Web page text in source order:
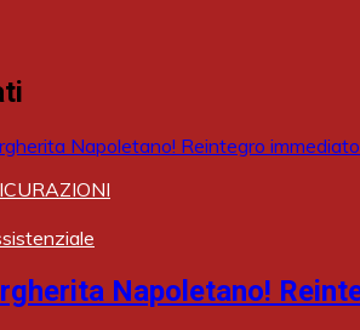
Napoletano!